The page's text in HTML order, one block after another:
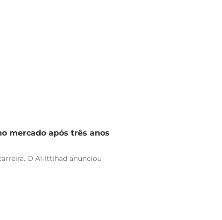
mercado após três anos
O Al-Ittihad anunciou